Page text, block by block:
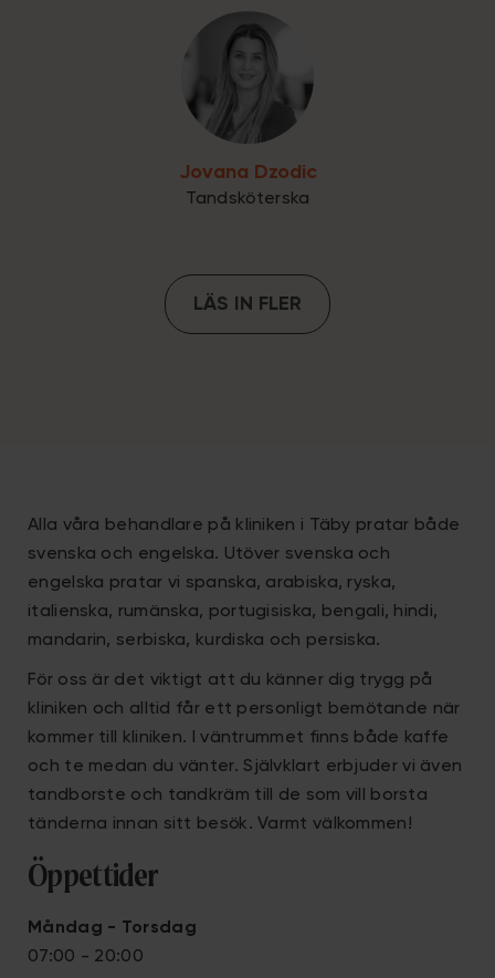
Jovana Dzodic
Tandsköterska
LÄS IN FLER
Alla våra behandlare på kliniken i Täby pratar både
svenska och engelska. Utöver svenska och
engelska pratar vi spanska, arabiska, ryska,
italienska, rumänska, portugisiska, bengali, hindi,
mandarin, serbiska, kurdiska och persiska.
För oss är det viktigt att du känner dig trygg på
kliniken och alltid får ett personligt bemötande när
kommer till kliniken. I väntrummet finns både kaffe
och te medan du vänter.Självklart erbjuder vi även
tandborste och tandkräm till de som vill borsta
tänderna innan sitt besök. Varmt välkommen!
Öppettider
Måndag - Torsdag
07:00 - 20:00